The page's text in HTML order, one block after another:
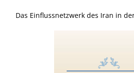
Das Einflussnetzwerk des Iran in